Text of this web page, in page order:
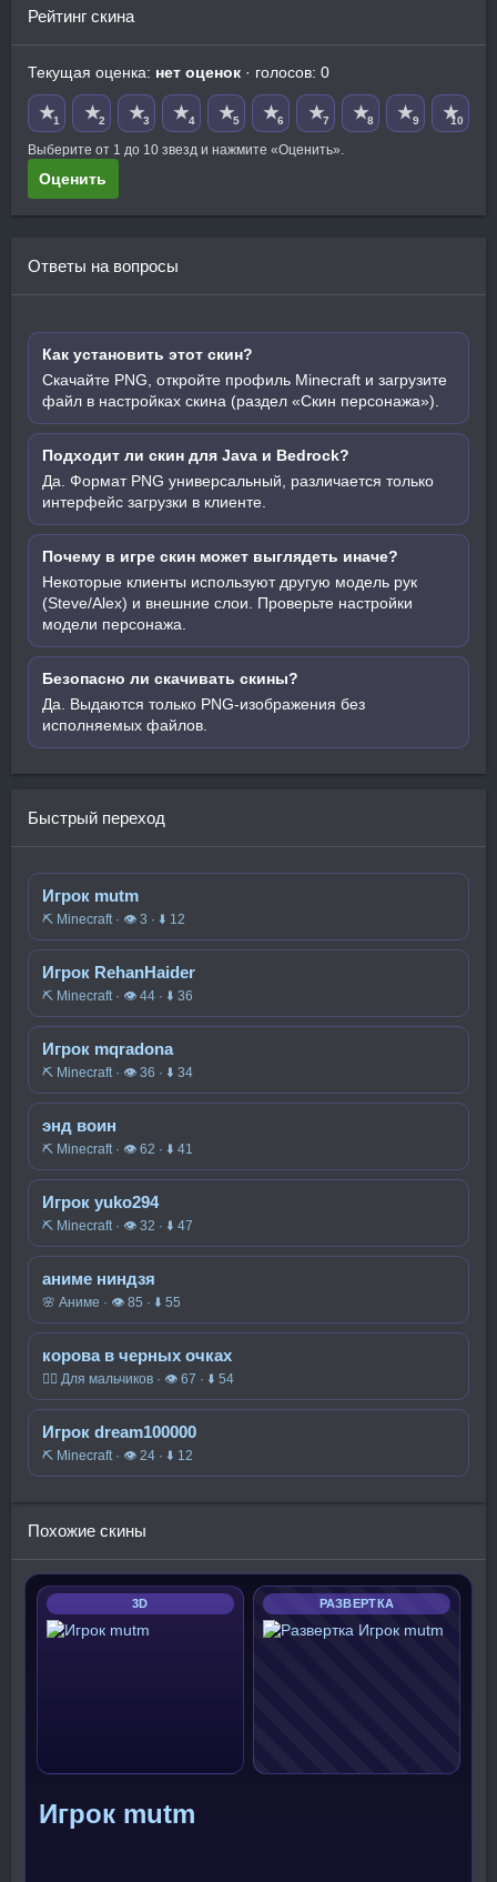
Рейтинг скина
Текущая оценка: нет оценок · голосов: 0
★1 ★2 ★3 ★4 ★5 ★6 ★7 ★8 ★9 ★10
Выберите от 1 до 10 звезд и нажмите «Оценить».
Оценить
Ответы на вопросы
Как установить этот скин?
Скачайте PNG, откройте профиль Minecraft и загрузите
файл в настройках скина (раздел «Скин персонажа»).
Подходит ли скин для Java и Bedrock?
Да. Формат PNG универсальный, различается только
интерфейс загрузки в клиенте.
Почему в игре скин может выглядеть иначе?
Некоторые клиенты используют другую модель рук
(Steve/Alex) и внешние слои. Проверьте настройки
модели персонажа.
Безопасно ли скачивать скины?
Да. Выдаются только PNG-изображения без
исполняемых файлов.
Быстрый переход
Игрок mutm
⛏️ Minecraft · 👁 3 · ⬇ 12
Игрок RehanHaider
⛏️ Minecraft · 👁 44 · ⬇ 36
Игрок mqradona
⛏️ Minecraft · 👁 36 · ⬇ 34
энд воин
⛏️ Minecraft · 👁 62 · ⬇ 41
Игрок yuko294
⛏️ Minecraft · 👁 32 · ⬇ 47
аниме ниндзя
🌸 Аниме · 👁 85 · ⬇ 55
корова в черных очках
🧍‍♂️ Для мальчиков · 👁 67 · ⬇ 54
Игрок dream100000
⛏️ Minecraft · 👁 24 · ⬇ 12
Похожие скины
3D РАЗВЕРТКА
Игрок mutm